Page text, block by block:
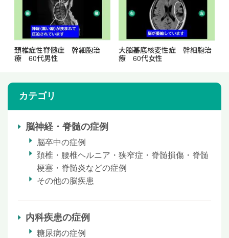
頚椎症性脊髄症 幹細胞治
療 60代男性
大脳基底核変性症 幹細胞治
療 60代女性
カテゴリ
脳神経・脊髄の症例
脳卒中の症例
頚椎・腰椎ヘルニア・狭窄症・脊髄損傷・脊髄
梗塞・脊髄炎などの症例
その他の脳疾患
内科疾患の症例
糖尿病の症例